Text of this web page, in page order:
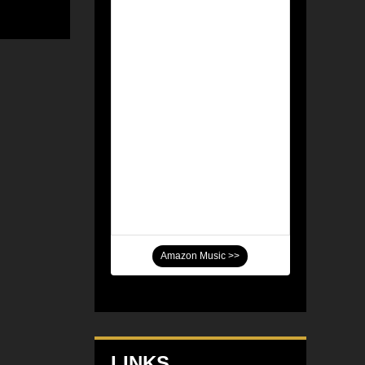
Amazon Music >>